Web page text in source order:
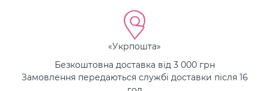
«Укрпошта»
Безкоштовна доставка від 3 000 грн
Замовлення передаються службі доставки після 16